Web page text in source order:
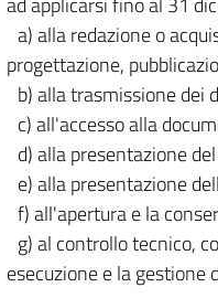
a) alla redazione o
progettazione,
b) alla trasmissione dei
c) all'accesso alla
d) alla presentazione
e) alla presentazione
f) all'apertura e la
g) al controllo tecnico,
esecuzione e la gestione